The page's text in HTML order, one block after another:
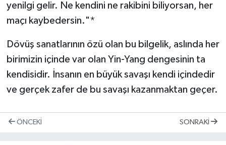
yenilgi gelir. Ne kendini ne rakibini biliyorsan, her
maçı kaybedersin."*
Dövüş sanatlarının özü olan bu bilgelik, aslında her
birimizin içinde var olan Yin-Yang dengesinin ta
kendisidir. İnsanın en büyük savaşı kendi içindedir
ve gerçek zafer de bu savaşı kazanmaktan geçer.
ÖNCEKI SONRAKI